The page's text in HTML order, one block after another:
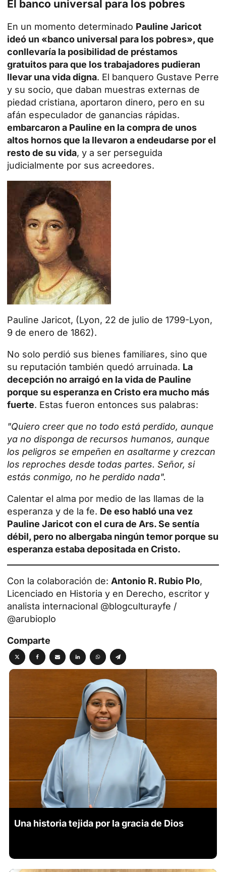
El banco universal para los pobres
En un momento determinado Pauline Jaricot
ideó un «banco universal para los pobres», que
conllevaría la posibilidad de préstamos
gratuitos para que los trabajadores pudieran
llevar una vida digna. El banquero Gustave Perre
y su socio, que daban muestras externas de
piedad cristiana, aportaron dinero, pero en su
afán especulador de ganancias rápidas.
embarcaron a Pauline en la compra de unos
altos hornos que la llevaron a endeudarse por el
resto de su vida, y a ser perseguida
judicialmente por sus acreedores.
Pauline Jaricot, (Lyon, 22 de julio de 1799-Lyon,
9 de enero de 1862).
No solo perdió sus bienes familiares, sino que
su reputación también quedó arruinada. La
decepción no arraigó en la vida de Pauline
porque su esperanza en Cristo era mucho más
fuerte. Estas fueron entonces sus palabras:
"Quiero creer que no todo está perdido, aunque
ya no disponga de recursos humanos, aunque
los peligros se empeñen en asaltarme y crezcan
los reproches desde todas partes. Señor, si
estás conmigo, no he perdido nada".
Calentar el alma por medio de las llamas de la
esperanza y de la fe. De eso habló una vez
Pauline Jaricot con el cura de Ars. Se sentía
débil, pero no albergaba ningún temor porque su
esperanza estaba depositada en Cristo.
Con la colaboración de: Antonio R. Rubio Plo,
Licenciado en Historia y en Derecho, escritor y
analista internacional @blogculturayfe /
@arubioplo
Comparte
Una historia tejida por la gracia de Dios